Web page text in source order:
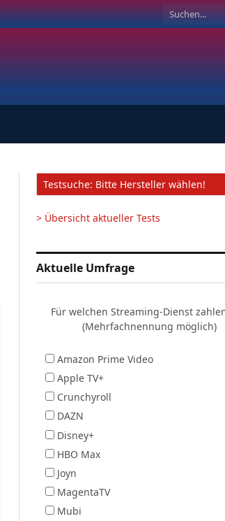
> Übersicht aktueller Tests
Aktuelle Umfrage
Für welchen Streaming-Dienst
(Mehrfachnennung möglich)
Amazon Prime Video
Apple TV+
Crunchyroll
DAZN
Disney+
HBO Max
Joyn
MagentaTV
Mubi